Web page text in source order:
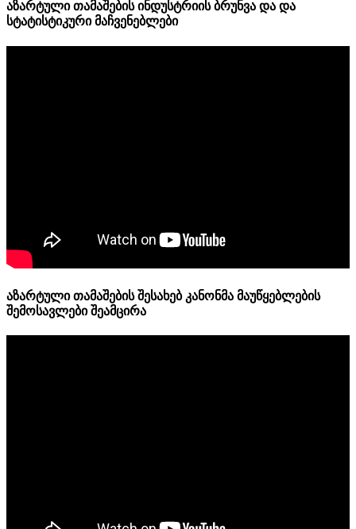
აზარტული თამაშების ინდუსტრიის ბრუნვა და და
სტატისტიკური მაჩვენებლები
აზარტული თამაშების შესახებ კანონმა მაუწყებლების
შემოსავლები შეამცირა